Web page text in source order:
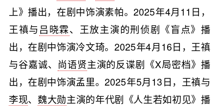
上》播出，在剧中饰演素帕。2025年4月11日，
王禛与吕晓霖、王放主演的刑侦剧《盲点》播
出，在剧中饰演冷文琦。2025年4月16日，王禛
与谷嘉诚、 尚语贤主演的反谍剧《X局密档》播
出，在剧中饰演孟里。2025年5月13日，王禛与
李现、 魏大勋主演的年代剧《人生若如初见》播